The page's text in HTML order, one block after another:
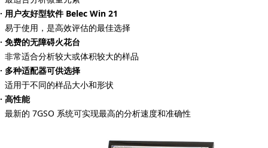
· 用户友好型软件 Belec Win 21
易于使用，是高效评估的最佳选择
· 免费的无障碍火花台
非常适合分析较大或体积较大的样品
· 多种适配器可供选择
适用于不同的样品大小和形状
· 高性能
最新的 7GSO 系统可实现最高的分析速度和准确性